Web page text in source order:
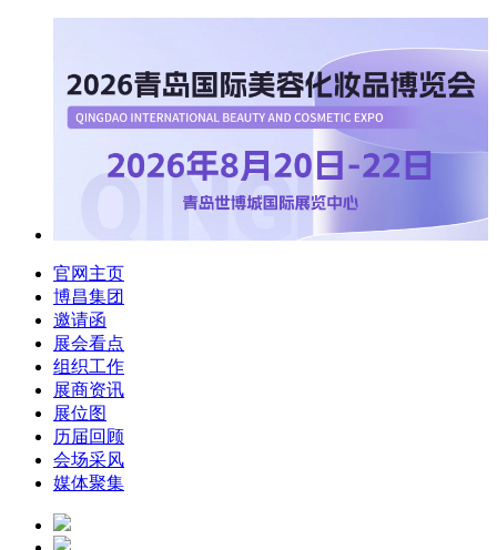
官网主页
博昌集团
邀请函
展会看点
组织工作
展商资讯
展位图
历届回顾
会场采风
媒体聚集